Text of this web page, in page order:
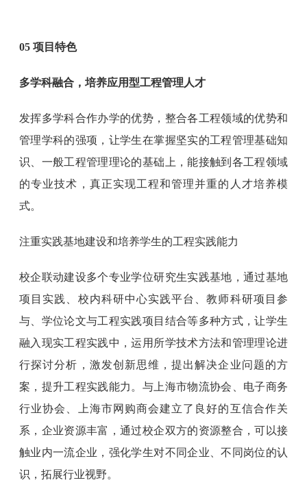
05 项目特色
多学科融合，培养应用型工程管理人才
发挥多学科合作办学的优势，整合各工程领域的优势和
管理学科的强项，让学生在掌握坚实的工程管理基础知
识、一般工程管理理论的基础上，能接触到各工程领域
的专业技术，真正实现工程和管理并重的人才培养模
式。
注重实践基地建设和培养学生的工程实践能力
校企联动建设多个专业学位研究生实践基地，通过基地
项目实践、校内科研中心实践平台、教师科研项目参
与、学位论文与工程实践项目结合等多种方式，让学生
融入现实工程实践中，运用所学技术方法和管理理论进
行探讨分析，激发创新思维，提出解决企业问题的方
案，提升工程实践能力。与上海市物流协会、电子商务
行业协会、上海市网购商会建立了良好的互信合作关
系，企业资源丰富，通过校企双方的资源整合，可以接
触业内一流企业，强化学生对不同企业、不同岗位的认
识，拓展行业视野。